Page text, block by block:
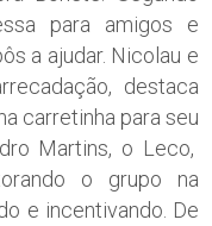
para amigos e
a ajudar. Nicolau e
destaca
carretinha para seu
Martins, o Leco,
o grupo na
e incentivando. De